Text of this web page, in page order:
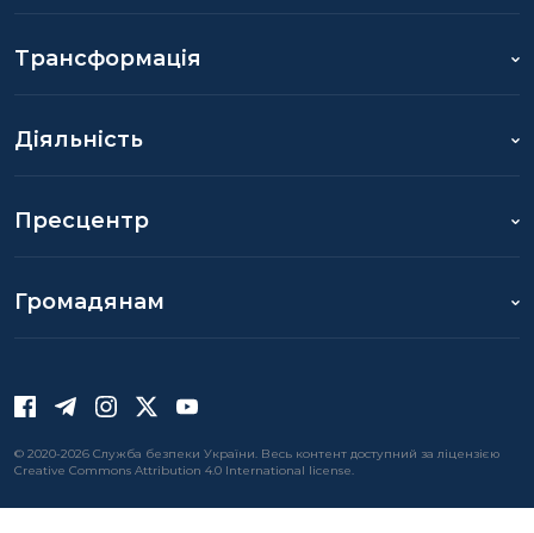
Трансформація
Діяльність
Пресцентр
Громадянам
© 2020-2026 Служба безпеки України. Весь контент доступний за ліцензією
Creative Commons Attribution 4.0 International license.